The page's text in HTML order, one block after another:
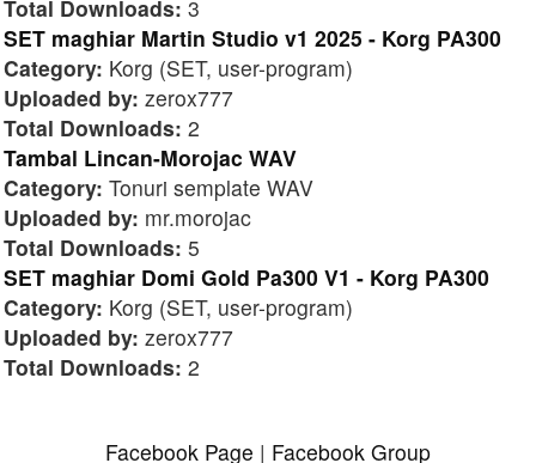
Total Downloads: 3
SET maghiar Martin Studio v1 2025 - Korg PA300
Category: Korg (SET, user-program)
Uploaded by: zerox777
Total Downloads: 2
Tambal Lincan-Morojac WAV
Category: Tonuri semplate WAV
Uploaded by: mr.morojac
Total Downloads: 5
SET maghiar Domi Gold Pa300 V1 - Korg PA300
Category: Korg (SET, user-program)
Uploaded by: zerox777
Total Downloads: 2
Facebook Page | Facebook Group